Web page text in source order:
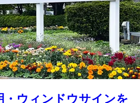
・ウィンドウサインを